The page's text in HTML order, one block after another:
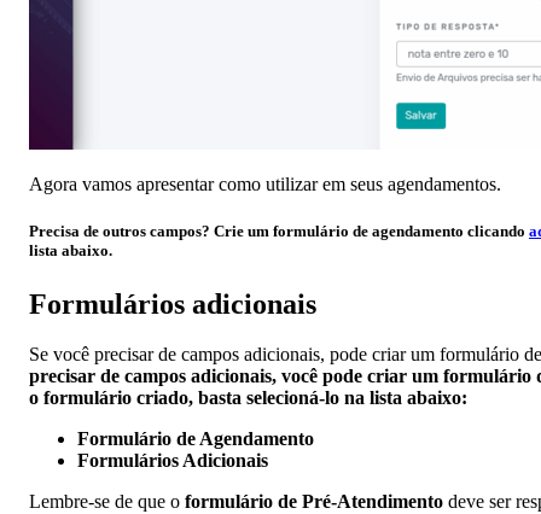
Agora vamos apresentar como utilizar em seus agendamentos.
Precisa de outros campos? Crie um formulário de agendamento clicando
lista abaixo.
Formulários adicionais
Se você precisar de campos adicionais, pode criar um formulário
precisar de campos adicionais, você pode criar um formulário
o formulário criado, basta selecioná-lo na lista abaixo:
Formulário de Agendamento
Formulários Adicionais
Lembre-se de que o formulário de Pré-Atendimento deve ser